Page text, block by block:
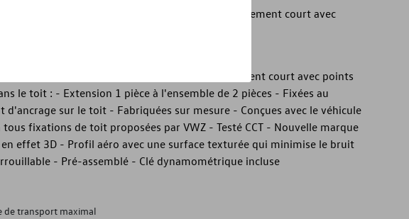
Volkswagen d'origine pour les modèles à empattement court avec
Volkswagen d'origine pour modèles à empattement court avec points
le toit : - Extension 1 pièce à l'ensemble de 2 pièces - Fixées au
d'ancrage sur le toit - Fabriquées sur mesure - Conçues avec le véhicule
fixations de toit proposées par VWZ - Testé CCT - Nouvelle marque
en effet 3D - Profil aéro avec une surface texturée qui minimise le bruit
- Pré-assemblé - Clé dynamométrique incluse
de transport maximal